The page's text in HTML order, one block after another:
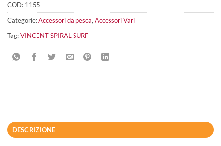
COD: 1155
Categorie:Accessori da pesca, Accessori Vari
Tag:VINCENT SPIRAL SURF
DESCRIZIONE